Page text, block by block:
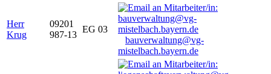
Herr
Krug
09201
987-13
EG 03
bauverwaltung@vg-
mistelbach.bayern.de